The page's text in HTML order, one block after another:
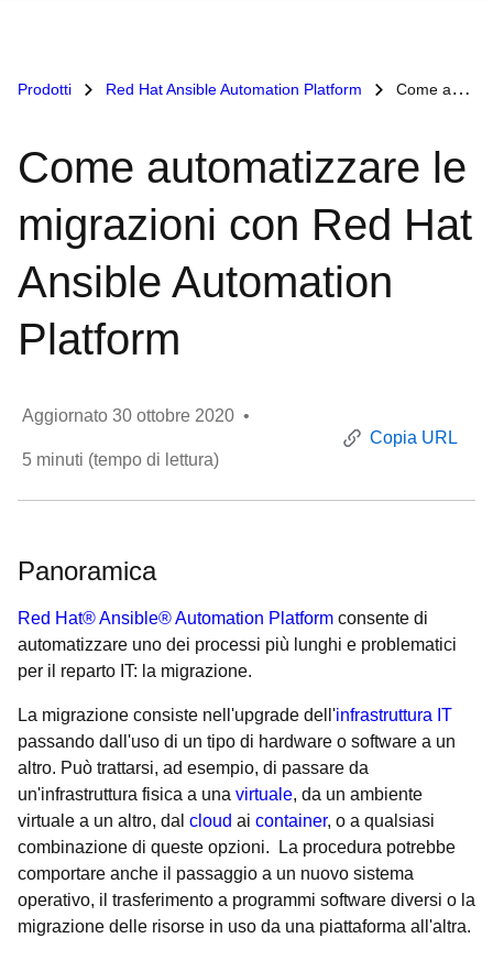
Prodotti Red Hat Ansible Automation Platform Come automatizzare le migrazioni con Red Hat Ansible Automation Platform
Come automatizzare le
migrazioni con Red Hat
Ansible Automation
Platform
Aggiornato 30 ottobre 2020 •
5 minuti (tempo di lettura)
Copia URL
Panoramica
Red Hat® Ansible® Automation Platform consente di
automatizzare uno dei processi più lunghi e problematici
per il reparto IT: la migrazione.
La migrazione consiste nell'upgrade dell'infrastruttura IT
passando dall'uso di un tipo di hardware o software a un
altro. Può trattarsi, ad esempio, di passare da
un'infrastruttura fisica a una virtuale, da un ambiente
virtuale a un altro, dal cloud ai container, o a qualsiasi
combinazione di queste opzioni. La procedura potrebbe
comportare anche il passaggio a un nuovo sistema
operativo, il trasferimento a programmi software diversi o la
migrazione delle risorse in uso da una piattaforma all'altra.